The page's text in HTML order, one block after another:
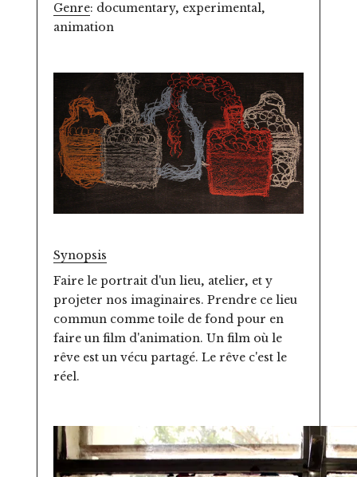
Genre: documentary, experimental,
animation
Synopsis
Faire le portrait d'un lieu, atelier, et y
projeter nos imaginaires. Prendre ce lieu
commun comme toile de fond pour en
faire un film d'animation. Un film où le
rêve est un vécu partagé. Le rêve c'est le
réel.